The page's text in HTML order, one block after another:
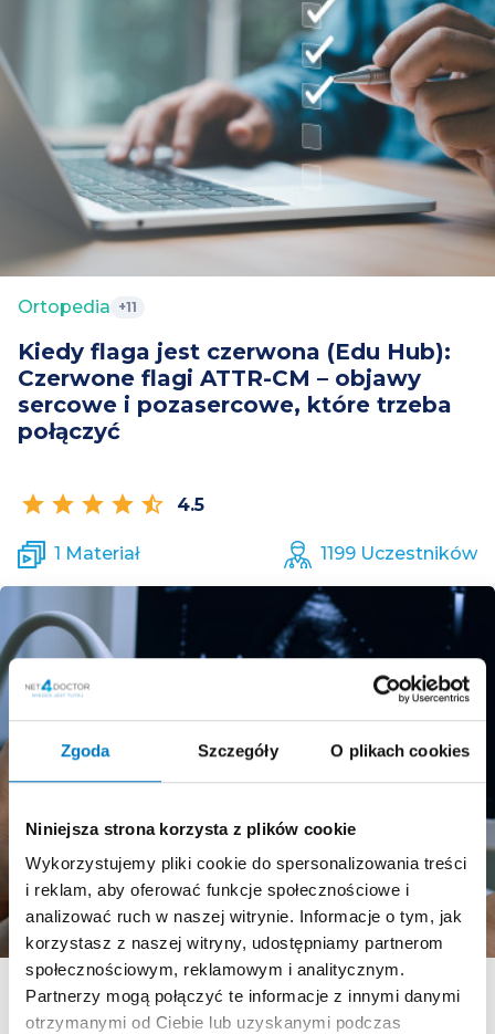
Zgoda Szczegóły O plikach cookies
Niniejsza strona korzysta z plików cookie
Wykorzystujemy pliki cookie do spersonalizowania treści
i reklam, aby oferować funkcje społecznościowe i
analizować ruch w naszej witrynie. Informacje o tym, jak
korzystasz z naszej witryny, udostępniamy partnerom
społecznościowym, reklamowym i analitycznym.
Partnerzy mogą połączyć te informacje z innymi danymi
otrzymanymi od Ciebie lub uzyskanymi podczas
Ortopedia +11
Kiedy flaga jest czerwona (Edu Hub):
Czerwone flagi ATTR-CM – objawy
sercowe i pozasercowe, które trzeba
połączyć
star star star star star_half 4.5
1 Materiał 1199 Uczestników
Choroby wewnętrzne +10